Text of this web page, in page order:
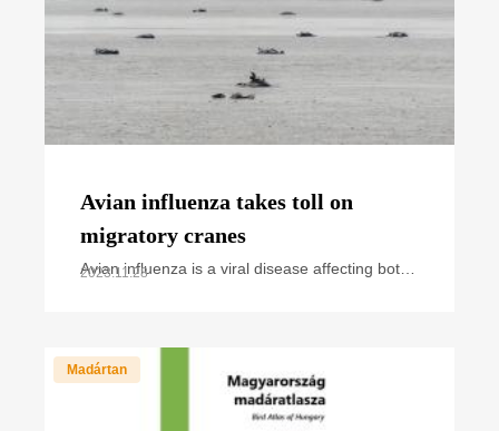
Avian influenza takes toll on
migratory cranes
Avian influenza is a viral disease affecting both
2023.11.28
Madártan